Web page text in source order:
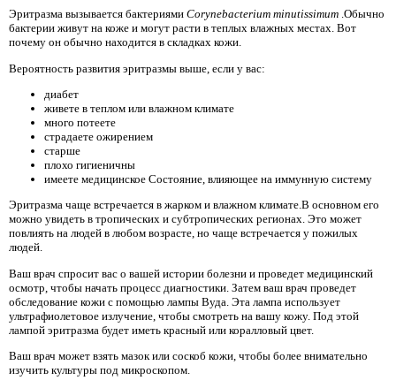
Эритразма вызывается бактериями Corynebacterium minutissimum .Обычно
бактерии живут на коже и могут расти в теплых влажных местах. Вот
почему он обычно находится в складках кожи.
Вероятность развития эритразмы выше, если у вас:
диабет
живете в теплом или влажном климате
много потеете
страдаете ожирением
старше
плохо гигиеничны
имеете медицинское Состояние, влияющее на иммунную систему
Эритразма чаще встречается в жарком и влажном климате.В основном его
можно увидеть в тропических и субтропических регионах. Это может
повлиять на людей в любом возрасте, но чаще встречается у пожилых
людей.
Ваш врач спросит вас о вашей истории болезни и проведет медицинский
осмотр, чтобы начать процесс диагностики. Затем ваш врач проведет
обследование кожи с помощью лампы Вуда. Эта лампа использует
ультрафиолетовое излучение, чтобы смотреть на вашу кожу. Под этой
лампой эритразма будет иметь красный или коралловый цвет.
Ваш врач может взять мазок или соскоб кожи, чтобы более внимательно
изучить культуры под микроскопом.